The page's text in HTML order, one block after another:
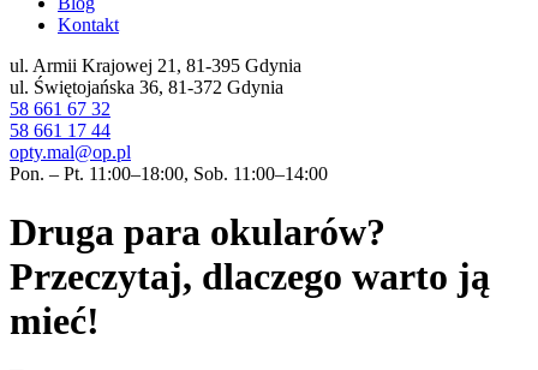
Kontakt
ul. Armii Krajowej 21, 81-395 Gdynia
ul. Świętojańska 36, 81-372 Gdynia
58 661 67 32
58 661 17 44
opty.mal@op.pl
Pon. – Pt. 11:00–18:00, Sob. 11:00–14:00
Druga para okularów?
Przeczytaj, dlaczego warto ją
mieć!